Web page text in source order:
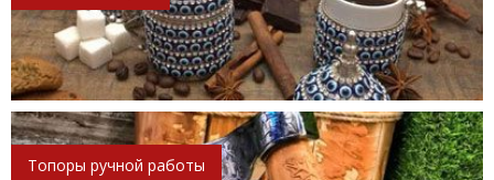
Топоры ручной работы